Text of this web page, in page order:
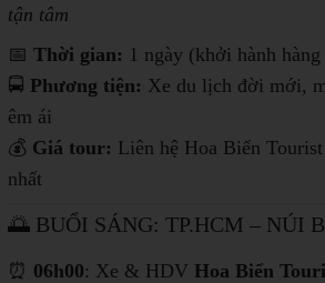
tận tâm
📅 Thời gian: 1 ngày (khởi hành
🚍 Phương tiện: Xe du lịch đời mới,
êm ái
💰 Giá tour: Liên hệ Hoa Biển
nhất
🌅 BUỔI SÁNG: TP.HCM – NÚI
⏰ 06h00: Xe & HDV Hoa Biển